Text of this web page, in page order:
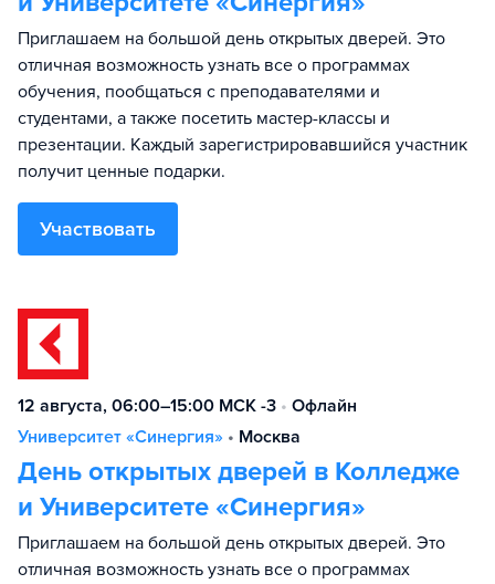
Приглашаем на большой день открытых дверей. Это
отличная возможность узнать все о программах
обучения, пообщаться с преподавателями и
студентами, а также посетить мастер-классы и
презентации. Каждый зарегистрировавшийся участник
получит ценные подарки.
Участвовать
12 августа, 06:00–15:00 МСК -3 • Офлайн
Университет «Синергия» • Москва
День открытых дверей в Колледже
и Университете «Синергия»
Приглашаем на большой день открытых дверей. Это
отличная возможность узнать все о программах